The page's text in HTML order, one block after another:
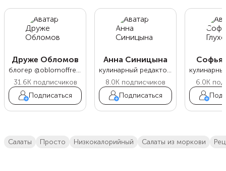
Друже Обломов
блогер @oblomoffrecipe
31.6Kподписчиков
Подписаться
Анна Синицына
кулинарный редактор Food.ru
8.0K подписчиков
Подписаться
Софья
6.0K
салаты просто низкокалорийный салаты из моркови